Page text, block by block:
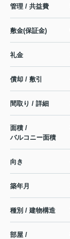
管理 / 共益費
敷金(保証金)
礼金
償却 / 敷引
間取り / 詳細
面積 /
バルコニー面積
向き
築年月
種別 / 建物構造
部屋 /